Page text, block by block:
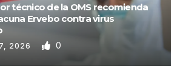
técnico de la OMS recomienda
Ervebo contra virus
2026 0